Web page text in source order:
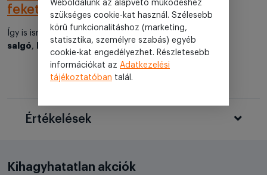
fekete
Így is ismerheti: 5 polcos salgó
csavarozás mentes
salgó, MDF lapos salgó, 1800x900x400mm
Értékelések
Kihagyhatatlan akciók
Weboldalunk az alapvető működéshez
szükséges cookie-kat használ. Szélesebb
körű funkcionalitáshoz (marketing,
statisztika, személyre szabás) egyéb
cookie-kat engedélyezhet. Részletesebb
információkat az Adatkezelési
tájékoztatóban talál.